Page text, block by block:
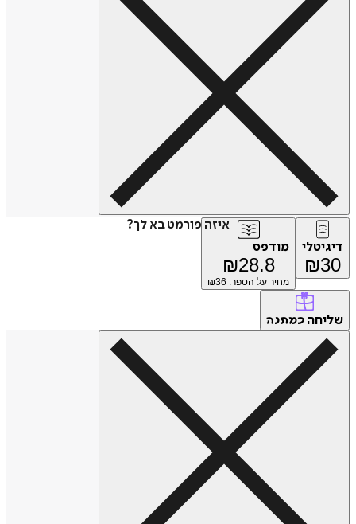
איזה פורמט בא לך?
דיגיטלי
₪30
מודפס
₪28.8
מחיר על הספר: ₪ 36
שליחה כמתנה